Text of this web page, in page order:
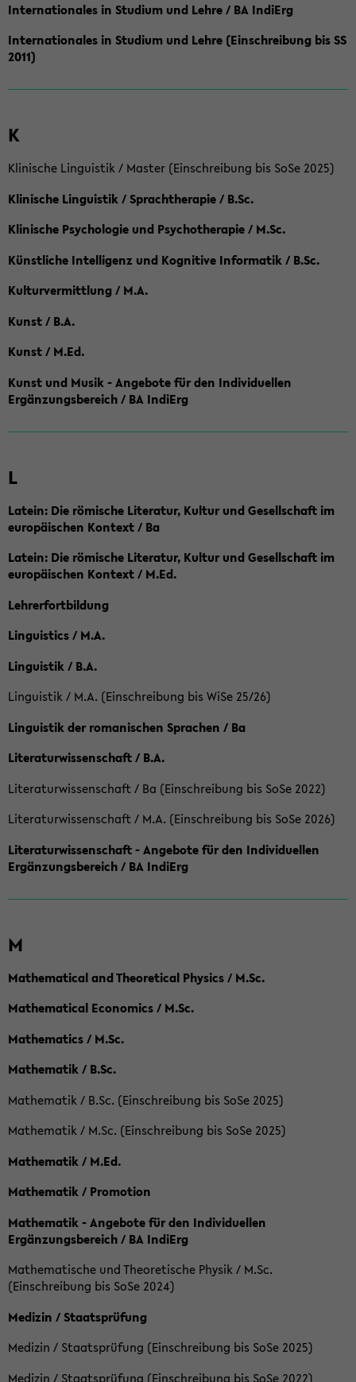
Internationales in Studium und Lehre / BA IndiErg
Internationales in Studium und Lehre (Einschreibung bis SS
2011)
K
Klinische Linguistik / Master (Einschreibung bis SoSe 2025)
Klinische Linguistik / Sprachtherapie / B.Sc.
Klinische Psychologie und Psychotherapie / M.Sc.
Künstliche Intelligenz und Kognitive Informatik / B.Sc.
Kulturvermittlung / M.A.
Kunst / B.A.
Kunst / M.Ed.
Kunst und Musik - Angebote für den Individuellen
Ergänzungsbereich / BA IndiErg
L
Latein: Die römische Literatur, Kultur und Gesellschaft im
europäischen Kontext / Ba
Latein: Die römische Literatur, Kultur und Gesellschaft im
europäischen Kontext / M.Ed.
Lehrerfortbildung
Linguistics / M.A.
Linguistik / B.A.
Linguistik / M.A. (Einschreibung bis WiSe 25/26)
Linguistik der romanischen Sprachen / Ba
Literaturwissenschaft / B.A.
Literaturwissenschaft / Ba (Einschreibung bis SoSe 2022)
Literaturwissenschaft / M.A. (Einschreibung bis SoSe 2026)
Literaturwissenschaft - Angebote für den Individuellen
Ergänzungsbereich / BA IndiErg
M
Mathematical and Theoretical Physics / M.Sc.
Mathematical Economics / M.Sc.
Mathematics / M.Sc.
Mathematik / B.Sc.
Mathematik / B.Sc. (Einschreibung bis SoSe 2025)
Mathematik / M.Sc. (Einschreibung bis SoSe 2025)
Mathematik / M.Ed.
Mathematik / Promotion
Mathematik - Angebote für den Individuellen
Ergänzungsbereich / BA IndiErg
Mathematische und Theoretische Physik / M.Sc.
(Einschreibung bis SoSe 2024)
Medizin / Staatsprüfung
Medizin / Staatsprüfung (Einschreibung bis SoSe 2025)
Medizin / Staatsprüfung (Einschreibung bis SoSe 2022)